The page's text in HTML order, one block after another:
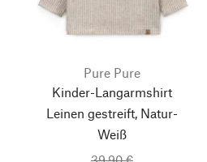
Pure Pure
Kinder-Langarmshirt
Leinen gestreift, Natur-
Weiß